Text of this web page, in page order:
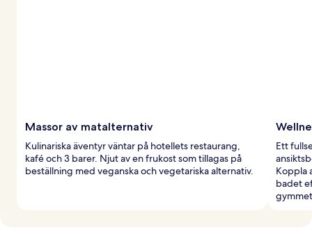
Massor av matalternativ
Kulinariska äventyr väntar på hotellets restaurang,
kafé och 3 barer. Njut av en frukost som tillagas på
beställning med veganska och vegetariska alternativ.
Ett
Koppla
badet